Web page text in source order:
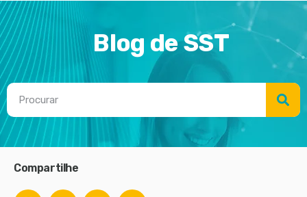
Blog de SST
Compartilhe